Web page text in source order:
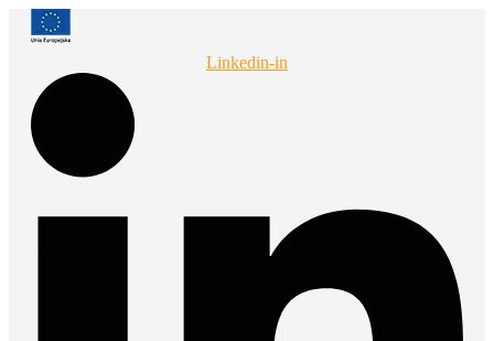
Przejdź
Linkedin-in